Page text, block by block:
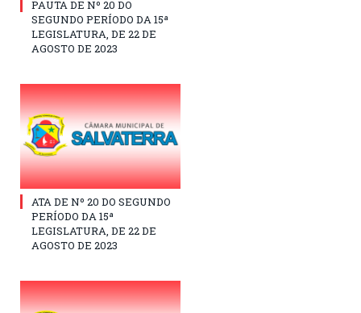
PAUTA DE Nº 20 DO
SEGUNDO PERÍODO DA 15ª
LEGISLATURA, DE 22 DE
AGOSTO DE 2023
ATA DE Nº 20 DO SEGUNDO
PERÍODO DA 15ª
LEGISLATURA, DE 22 DE
AGOSTO DE 2023